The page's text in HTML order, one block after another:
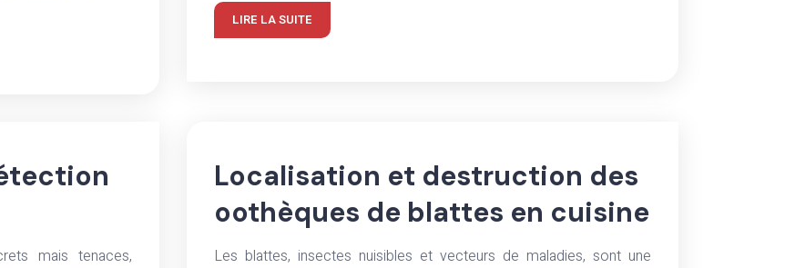
LIRE LA SUITE
mais tenaces,
Localisation et destruction des
oothèques de blattes en cuisine
Les blattes, insectes nuisibles et vecteurs de maladies, sont une